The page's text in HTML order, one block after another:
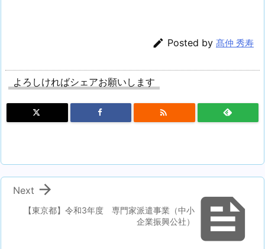
 Posted by 髙仲 秀寿
よろしければシェアお願いします


【東京都】令和3年度 専門家派遣事業（中小
企業振興公社）

Next